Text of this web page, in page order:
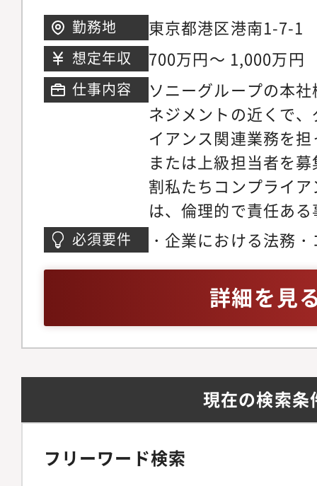
が深まると共に、様
の協働でチームワー
AIの活用スキルの習
定キャリアパス】
ライアンスのモニタ
において、基本業務
として取り組んで頂
務遂行力によっては
アンスの分野に取り
バリューの高い同分
としての活躍も展望
勤務地 東京都港区港南1-7-1
想定年収 700万円～ 1,000万円
仕事内容
ソニーグループの本
ネジメントの近くで
イアンス関連業務を
または上級担当者を
割私たちコンプライ
は、倫理的で責任あ
めに、グループ本社
する役割を担う組織
内容コンプライアン
則の策定・更新、研
三者管理(贈賄防止、
止、経済制裁を含む)
通報制度の運用をは
ループ グローバルで
グラムの企画・運営
ただきます。変化と
必須要件
・企業における法務
リーダー経験(チーム
験)・英語の法律やガ
ライン等のドキュメ
ミーティング、海外
英語使用頻度は多いで
詳細を見
現在の検索条
フリーワード検索